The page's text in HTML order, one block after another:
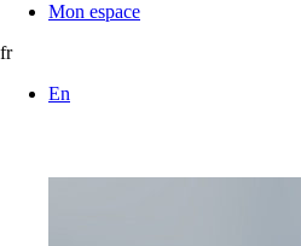
Mon espace
fr
En